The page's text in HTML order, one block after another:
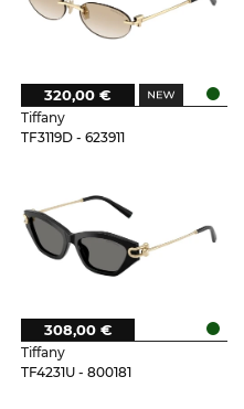
Tiffany
TF3119D - 623911
320,00 €
Tiffany
TF4231U - 800181
308,00 €